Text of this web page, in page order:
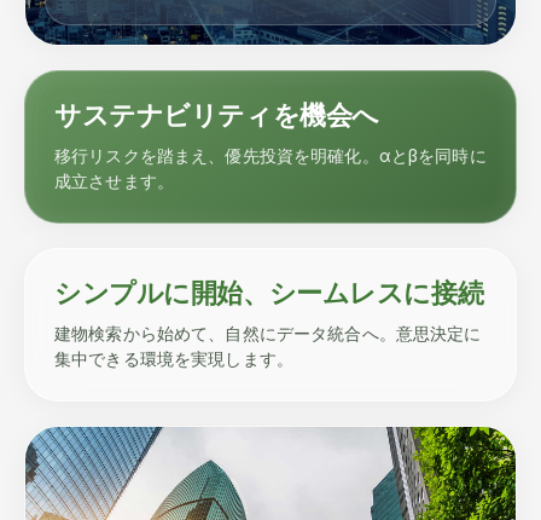
サステナビリティを機会へ
移行リスクを踏まえ、優先投資を明確化。αとβを同時に
成立させます。
シンプルに開始、シームレスに接続
建物検索から始めて、自然にデータ統合へ。意思決定に
集中できる環境を実現します。